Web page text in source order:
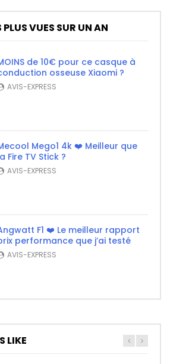
PLUS VUES SUR UN AN
de 10€ pour ce casque à
osseuse Xiaomi ?
AVIS-EXPRESS
Mego1 4k ❤️ Meilleur que
Fire TV Stick ?
AVIS-EXPRESS
F1 ❤️ Le meilleur rapport
performance que j’ai testé
AVIS-EXPRESS
LIKE